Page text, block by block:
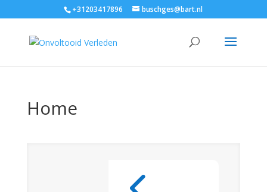
+31203417896 buschges@bart.nl
Home